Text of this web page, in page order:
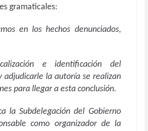
gramaticales:
en los hechos denunciados,
e identificación del
adjudicarle la autoría se realizan
para llegar a esta conclusión.
la Subdelegación del Gobierno
como organizador de la